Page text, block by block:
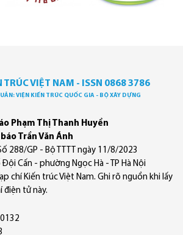
TRÚC VIỆT NAM - ISSN 0868 3786
VIỆN KIẾN TRÚC QUỐC GIA - BỘ XÂY DỰNG
Phạm Thị Thanh Huyền
báo Trần Văn Ánh
288/GP - Bộ TTTT ngày 11/8/2023
Đội Cấn - phường Ngọc Hà - TP Hà Nội
chí Kiến trúc Việt Nam. Ghi rõ nguồn khi lấy
điện tử này.